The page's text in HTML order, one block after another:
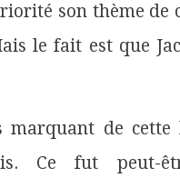
son thème
le fait est que
de
Ce fut peut-